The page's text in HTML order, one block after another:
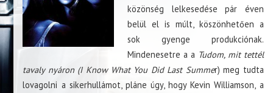
közönség lelkesedése pár éven
belül el is múlt, köszönhetően a
sok gyenge produkciónak.
Mindenesetre a a Tudom, mit tettél
tavaly nyáron (I Know What You Did Last Summer) meg tudta
lovagolni a sikerhullámot, pláne úgy, hogy Kevin Williamson, a